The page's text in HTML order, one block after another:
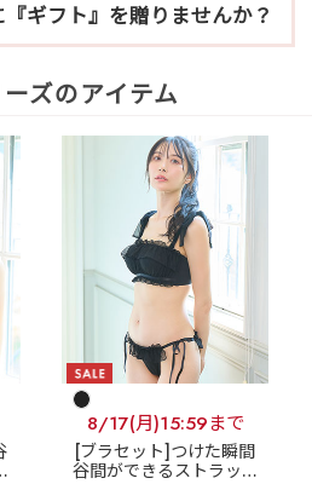
ギフト』を贈りませんか？
ズのアイテム
8/17(月)15:59まで
[ブラセット]つけた瞬間
谷間ができるストラップ